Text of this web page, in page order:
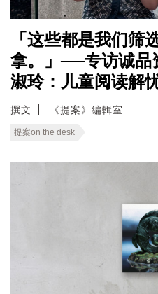
「这些都是我们筛
拿。」──专访诚品
淑玲：儿童阅读解
撰文 《提案》編輯室
提案on the desk